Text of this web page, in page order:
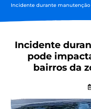
Incidente
pode
bairros da